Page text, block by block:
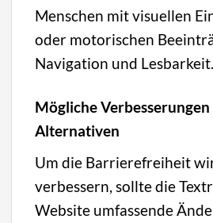
Menschen mit visuellen
oder motorischen
Navigation und Lesbarkeit.
Mögliche Verbesserungen
Alternativen
Um die Barrierefreiheit
verbessern, sollte die
Website umfassende